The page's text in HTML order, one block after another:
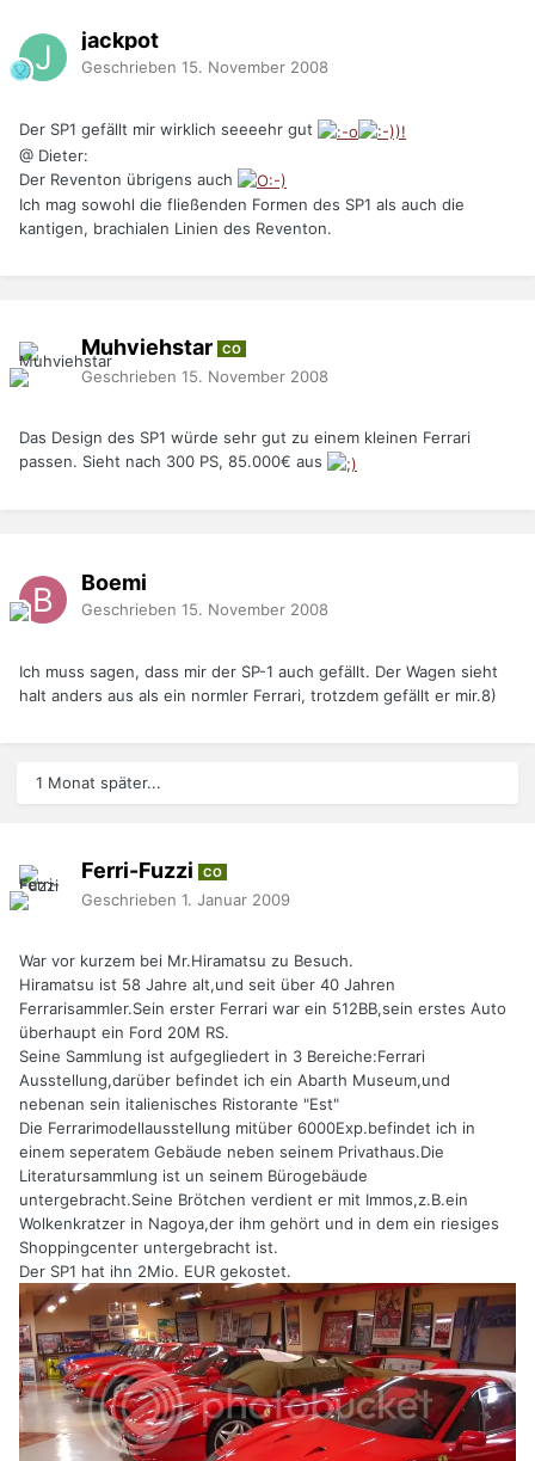
jackpot
Geschrieben 15. November 2008
Der SP1 gefällt mir wirklich seeeehr gut
@ Dieter:
Der Reventon übrigens auch
Ich mag sowohl die fließenden Formen des SP1 als auch die
kantigen, brachialen Linien des Reventon.
Muhviehstar CO
Geschrieben 15. November 2008
Das Design des SP1 würde sehr gut zu einem kleinen Ferrari
passen. Sieht nach 300 PS, 85.000€ aus
Boemi
Geschrieben 15. November 2008
Ich muss sagen, dass mir der SP-1 auch gefällt. Der Wagen sieht
halt anders aus als ein normler Ferrari, trotzdem gefällt er mir.8)
1 Monat später...
Ferri-Fuzzi CO
Geschrieben 1. Januar 2009
War vor kurzem bei Mr.Hiramatsu zu Besuch.
Hiramatsu ist 58 Jahre alt,und seit über 40 Jahren
Ferrarisammler.Sein erster Ferrari war ein 512BB,sein erstes Auto
überhaupt ein Ford 20M RS.
Seine Sammlung ist aufgegliedert in 3 Bereiche:Ferrari
Ausstellung,darüber befindet ich ein Abarth Museum,und
nebenan sein italienisches Ristorante "Est"
Die Ferrarimodellausstellung mitüber 6000Exp.befindet ich in
einem seperatem Gebäude neben seinem Privathaus.Die
Literatursammlung ist un seinem Bürogebäude
untergebracht.Seine Brötchen verdient er mit Immos,z.B.ein
Wolkenkratzer in Nagoya,der ihm gehört und in dem ein riesiges
Shoppingcenter untergebracht ist.
Der SP1 hat ihn 2Mio. EUR gekostet.